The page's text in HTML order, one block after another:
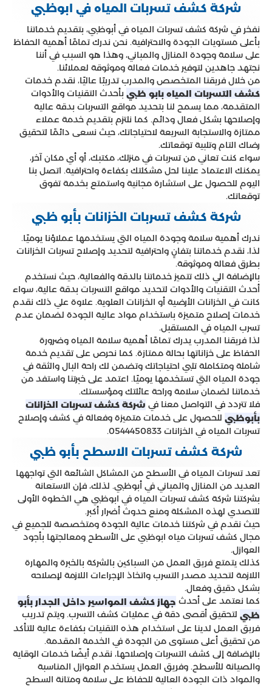
شركة كشف تسربات المياه في ابوظبي
نفخر في شركة كشف تسربات المياه في أبوظبي، بتقديم خدماتنا
بأعلى مستويات الجودة والاحترافية. نحن ندرك تمامًا أهمية الحفاظ
على سلامة وجودة المنازل والمباني، وهذا هو السبب في أننا
نجتهد جاهدين لتوفير خدمات فعالة وموثوقة لعملائنا.
من خلال فريقنا المتخصص والمدرب تدريبًا عاليًا، نقدم خدمات
كشف التسربات المياه بابو ظبي بأحدث التقنيات والأدوات
المتقدمة، مما يسمح لنا بتحديد مواقع التسربات بدقة عالية
وإصلاحها بشكل فعال ودائم. كما نلتزم بتقديم خدمة عملاء
ممتازة والاستجابة السريعة لاحتياجاتك، حيث نسعى دائمًا لتحقيق
رضاك التام وتلبية توقعاتك.
سواء كنت تعاني من تسربات في منزلك، مكتبك، أو أي مكان آخر،
يمكنك الاعتماد علينا لحل مشكلتك بكفاءة واحترافية. اتصل بنا
اليوم للحصول على استشارة مجانية واستمتع بخدمة تفوق
توقعاتك.
شركة كشف تسربات الخزانات بأبو ظبي
ندرك أهمية سلامة وجودة المياه التي يستخدمها عملاؤنا يوميًا.
لذا، نقدم خدماتنا بتفانٍ واحترافية لتحديد وإصلاح تسربات الخزانات
بطرق فعالة وموثوقة.
بالإضافة الي ذلك تتميز خدماتنا بالدقة والفعالية، حيث نستخدم
أحدث التقنيات والأدوات لتحديد مواقع التسربات بدقة عالية، سواء
كانت في الخزانات الأرضية أو الخزانات العلوية. علاوة علي ذلك نقدم
خدمات إصلاح متميزة باستخدام مواد عالية الجودة لضمان عدم
تسرب المياه في المستقبل.
لذا فريقنا المدرب يدرك تمامًا أهمية سلامة المياه وضرورة
الحفاظ على خزاناتها بحالة ممتازة. كما نحرص على تقديم خدمة
شاملة ومتكاملة تلبي احتياجاتك وتضمن لك راحة البال والثقة في
جودة المياه التي تستخدمها يوميًا. اعتمد على خبرتنا واستفد من
خدماتنا لضمان سلامة وراحة عائلتك ومؤسستك.
فلا تتردد في التواصل معنا في شركة كشف تسربات الخزانات
بأبوظبي للحصول على خدمات متميزة وفعالة في كشف وإصلاح
تسربات المياه في الخزانات 0544450833.
شركة كشف تسربات الاسطح بأبو ظبي
تعد تسربات المياه في الأسطح من المشاكل الشائعة التي تواجهها
العديد من المنازل والمباني في أبوظبي. لذلك، فإن الاستعانة
بشركتنا شركة كشف تسربات المياه في ابوظبي هي الخطوة الأولى
للتصدي لهذه المشكلة ومنع حدوث أضرار أكبر.
حيث نقدم في شركتنا خدمات عالية الجودة ومتخصصة للجميع في
مجال كشف تسربات مياه ابوظبي على الأسطح ومعالجتها بأجود
العوازل.
كذلك يتمتع فريق العمل من السباكين بالشركة بالخبرة والمهارة
اللازمة لتحديد مصدر التسرب واتخاذ الإجراءات اللازمة لإصلاحه
بشكل دقيق وفعال.
كما نعتمد على أحدث جهاز كشف المواسير داخل الجدار بأبو
ظبي لتحقيق أقصى دقة في عمليات كشف التسرب. ويتم تدريب
فريق العمل لدينا على استخدام هذه التقنيات بكفاءة عالية للتأكد
من تحقيق أعلى مستوى من الجودة في الخدمة المقدمة.
بالإضافة إلى كشف التسربات وإصلاحها، نقدم أيضًا خدمات الوقاية
والصيانة للأسطح. وفريق العمل يستخدم العوازل المناسبة
والمواد ذات الجودة العالية للحفاظ على سلامة ومتانة السطح